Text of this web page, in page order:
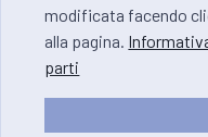
modificata facendo
alla pagina.
parti